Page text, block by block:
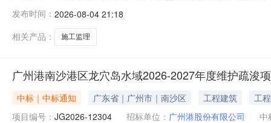
告性质：正常公告投资项目代码2602-440100-04-05-
发布时间： 2026-08-04 21:18
相关产品：
施工监理
广州港南沙港区龙穴岛水域2026-2027年度维护疏浚
中标｜中标通知 广东省｜广州市｜南沙区 工程建筑
工程
项目编号： JG2026-12304 招标单位： 广州港股份有限公司
中